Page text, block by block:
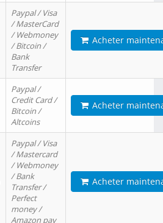
Paypal / Visa
/ MasterCard
/ Webmoney
/ Bitcoin /
Bank
Transfer
Acheter
Paypal /
Credit Card /
Bitcoin /
Altcoins
Acheter
Paypal / Visa
/ Mastercard
/ Webmoney
/ Bank
Transfer /
Perfect
money /
Amazon pay
Acheter